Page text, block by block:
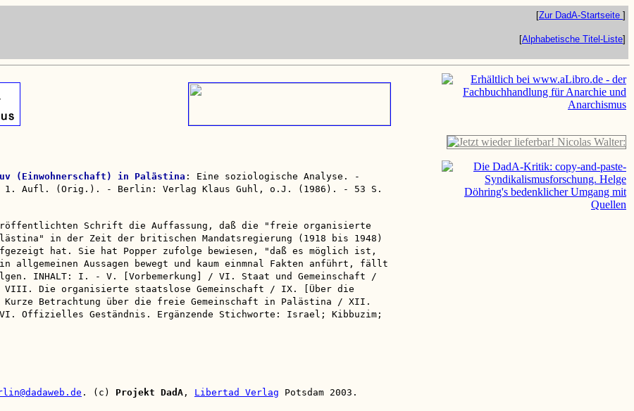
[Zur DadA-Startseite ]
[Alphabetische Titel-Liste]
(Einwohnerschaft) in Palästina : Eine soziologische Analyse. -
- 1. Aufl. (Orig.). - Berlin: Verlag Klaus Guhl, o.J. (1986). - 53 S.
Schrift die Auffassung, daß die "freie organisierte
in der Zeit der britischen Mandatsregierung (1918 bis 1948)
hat. Sie hat Popper zufolge bewiesen, "daß es möglich ist,
allgemeinen Aussagen bewegt und kaum einmnal Fakten anführt, fällt
INHALT: I. - V. [Vorbemerkung] / VI. Staat und Gemeinschaft /
Die organisierte staatslose Gemeinschaft / IX. [Über die
Betrachtung über die freie Gemeinschaft in Palästina / XII.
Offizielles Geständnis. Ergänzende Stichworte: Israel; Kibbuzim;
. (c) Projekt DadA , Libertad Verlag Potsdam 2003.